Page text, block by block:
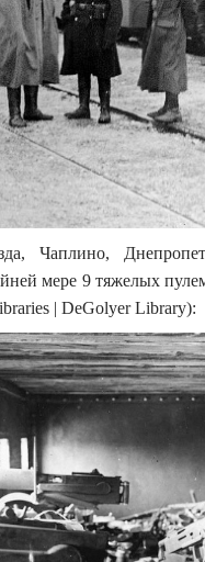
Чаплино,
мере 9 тяжелых
| DeGolyer Library):